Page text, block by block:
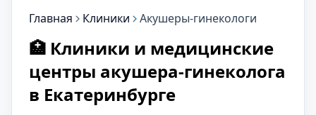
Главная Клиники Акушеры-гинекологи
🏥 Клиники и медицинские
центры акушера-гинеколога
в Екатеринбурге